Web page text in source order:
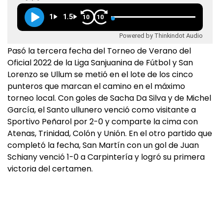
1 1.5 10 10
Powered by Thinkindot Audio
Pasó la tercera fecha del Torneo de Verano del
Oficial 2022 de la Liga Sanjuanina de Fútbol y San
Lorenzo se Ullum se metió en el lote de los cinco
punteros que marcan el camino en el máximo
torneo local. Con goles de Sacha Da Silva y de Michel
García, el Santo ullunero venció como visitante a
Sportivo Peñarol por 2-0 y comparte la cima con
Atenas, Trinidad, Colón y Unión. En el otro partido que
completó la fecha, San Martín con un gol de Juan
Schiany venció 1-0 a Carpintería y logró su primera
victoria del certamen.